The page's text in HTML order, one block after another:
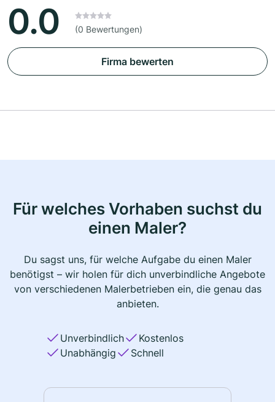
0.0 (0 Bewertungen)
Firma bewerten
Für welches Vorhaben suchst du
einen Maler?
Du sagst uns, für welche Aufgabe du einen Maler
benötigst – wir holen für dich unverbindliche Angebote
von verschiedenen Malerbetrieben ein, die genau das
anbieten.
Unverbindlich
Kostenlos
Unabhängig
Schnell